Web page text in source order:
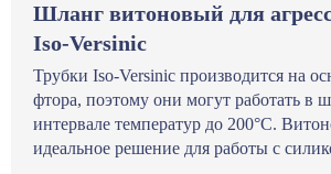
Шланг витоновый для
Iso-Versinic
Трубки Iso-Versinic производится на
фтора, поэтому они могут работать в
интервале температур до 200°С.
идеальное решение для работы с